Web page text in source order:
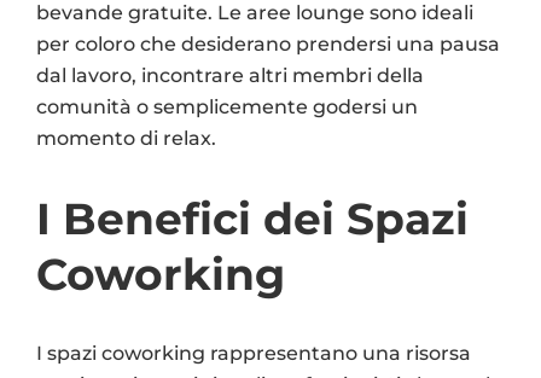
bevande gratuite. Le aree lounge sono ideali
per coloro che desiderano prendersi una pausa
dal lavoro, incontrare altri membri della
comunità o semplicemente godersi un
momento di relax.
I Benefici dei Spazi
Coworking
I spazi coworking rappresentano una risorsa